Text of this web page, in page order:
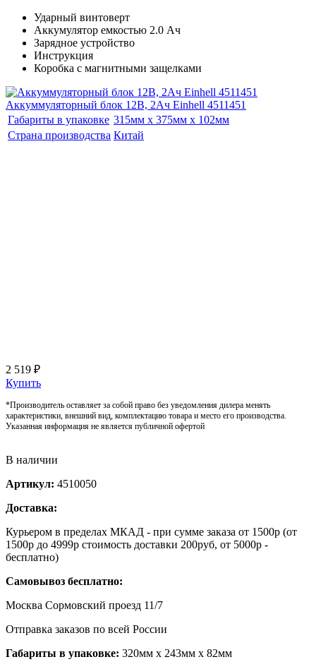
Ударный винтоверт
Аккумулятор емкостью 2.0 Ач
Зарядное устройство
Инструкция
Коробка с магнитными защелками
Аккуммуляторный блок 12В, 2Ач Einhell 4511451
Габариты в упаковке 315мм x 375мм x 102мм
Страна производства Китай
2 519 ₽
Купить
*Производитель оставляет за собой право без уведомления дилера менять
характеристики, внешний вид, комплектацию товара и место его производства.
Указанная информация не является публичной офертой
В наличии
Артикул: 4510050
Доставка:
Курьером в пределах МКАД - при сумме заказа от 1500р (от
1500р до 4999р стоимость доставки 200руб, от 5000р -
бесплатно)
Самовывоз бесплатно:
Москва Сормовский проезд 11/7
Отправка заказов по всей России
Габариты в упаковке: 320мм x 243мм x 82мм